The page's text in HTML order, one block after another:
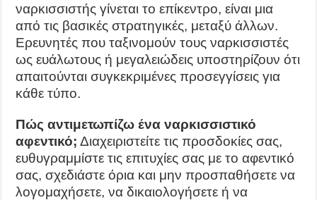
ναρκισσιστής γίνεται το επίκεντρο, είναι μια
από τις βασικές στρατηγικές, μεταξύ άλλων.
Ερευνητές που ταξινομούν τους ναρκισσιστές
ως ευάλωτους ή μεγαλειώδεις υποστηρίζουν ότι
απαιτούνται συγκεκριμένες προσεγγίσεις για
κάθε τύπο.
Πώς αντιμετωπίζω ένα ναρκισσιστικό
αφεντικό; Διαχειριστείτε τις προσδοκίες σας,
ευθυγραμμίστε τις επιτυχίες σας με το αφεντικό
σας, σχεδιάστε όρια και μην προσπαθήσετε να
λογομαχήσετε, να δικαιολογήσετε ή να